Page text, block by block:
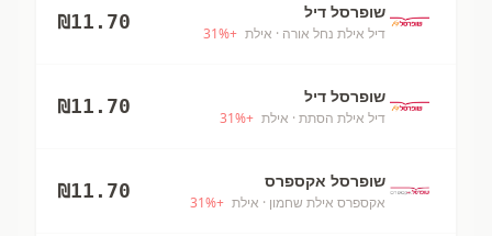
שופרסל דיל
דיל אילת נחל אורה · אילת +
31%
₪11.70
שופרסל דיל
דיל אילת הסתת · אילת +
31%
₪11.70
שופרסל אקספרס
אקספרס אילת שחמון · אילת +
31%
₪11.70